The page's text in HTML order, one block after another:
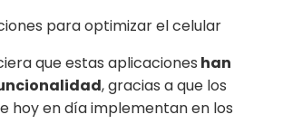
que estas aplicaciones han
, gracias a que los
hoy en día implementan en los